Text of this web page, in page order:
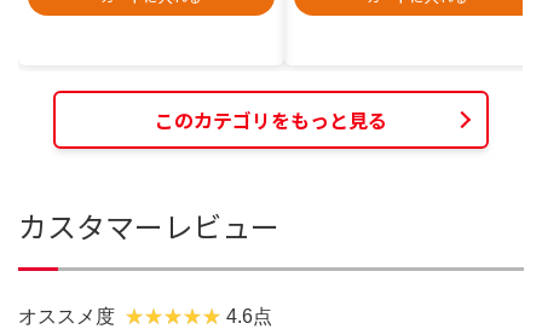
このカテゴリをもっと見る
カスタマーレビュー
オススメ度 4.6点